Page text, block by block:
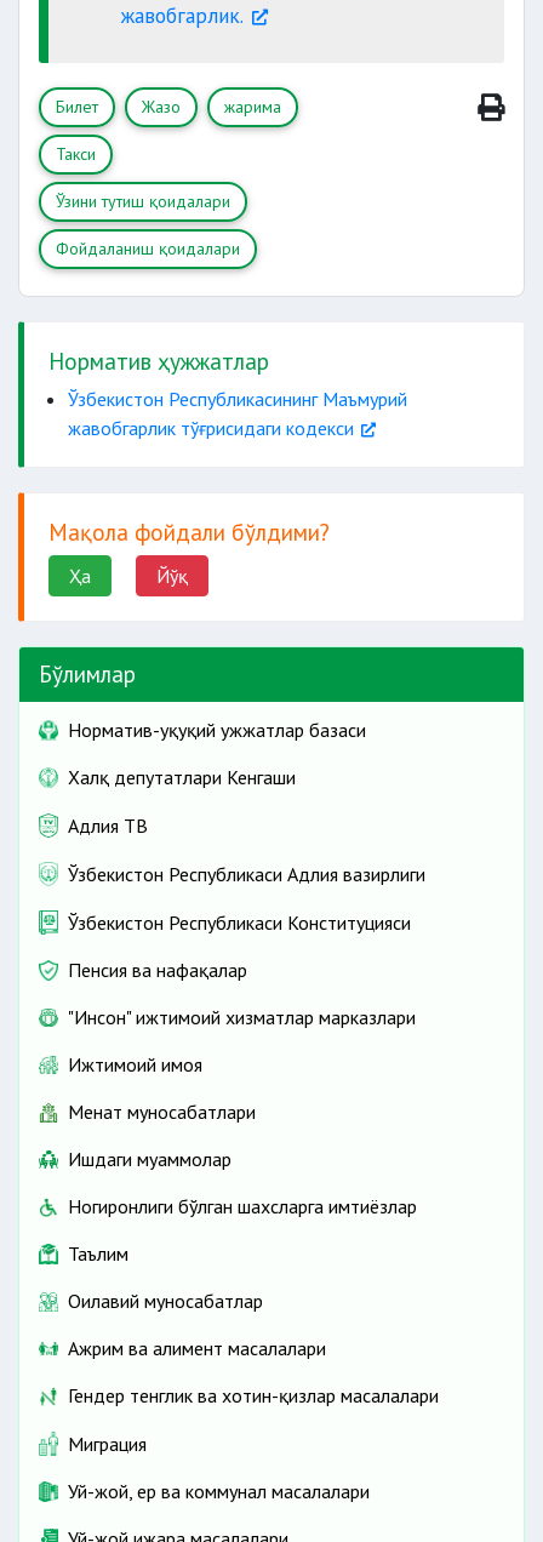
жавобгарлик.
Билет Жазо жарима
Такси
Ўзини тутиш қоидалари
Фойдаланиш қоидалари
Норматив ҳужжатлар
Ўзбекистон Республикасининг Маъмурий
жавобгарлик тўғрисидаги кодекси
Мақола фойдали бўлдими?
Ҳа Йўқ
Бўлимлар
Норматив-ҳуқуқий ҳужжатлар базаси
Халқ депутатлари Кенгаши
Адлия ТВ
Ўзбекистон Республикаси Адлия вазирлиги
Ўзбекистон Республикаси Конституцияси
Пенсия ва нафақалар
"Инсон" ижтимоий хизматлар марказлари
Ижтимоий ҳимоя
Меҳнат муносабатлари
Ишдаги муаммолар
Ногиронлиги бўлган шахсларга имтиёзлар
Таълим
Оилавий муносабатлар
Ажрим ва алимент масалалари
Гендер тенглик ва хотин-қизлар масалалари
Миграция
Уй-жой, ер ва коммунал масалалари